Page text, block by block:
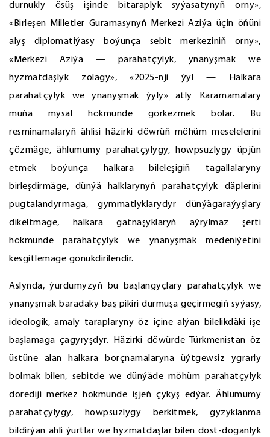
durnukly ösüş işinde bitaraplyk syýasatynyň orny»,
«Birleşen Milletler Guramasynyň Merkezi Aziýa üçin öňüni
alyş diplomatiýasy boýunça sebit merkeziniň orny»,
«Merkezi Aziýa — parahatçylyk, ynanyşmak we
hyzmatdaşlyk zolagy», «2025-nji ýyl — Halkara
parahatçylyk we ynanyşmak ýyly» atly Kararnamalary
muňa mysal hökmünde görkezmek bolar. Bu
resminamalaryň ählisi häzirki döwrüň möhüm meselelerini
çözmäge, ählumumy parahatçylygy, howpsuzlygy üpjün
etmek boýunça halkara bileleşigiň tagallalaryny
birleşdirmäge, dünýä halklarynyň parahatçylyk däplerini
pugtalandyrmaga, gymmatlyklarydyr dünýägaraýyşlary
dikeltmäge, halkara gatnaşyklaryň aýrylmaz şerti
hökmünde parahatçylyk we ynanyşmak medeniýetini
kesgitlemäge gönükdirilendir.
Aslynda, ýurdumyzyň bu başlangyçlary parahatçylyk we
ynanyşmak baradaky baş pikiri durmuşa geçirmegiň syýasy,
ideologik, amaly taraplaryny öz içine alýan bilelikdäki işe
başlamaga çagyryşdyr. Häzirki döwürde Türkmenistan öz
üstüne alan halkara borçnamalaryna üýtgewsiz ygrarly
bolmak bilen, sebitde we dünýäde möhüm parahatçylyk
dörediji merkez hökmünde işjeň çykyş edýär. Ählumumy
parahatçylygy, howpsuzlygy berkitmek, gyzyklanma
bildirýän ähli ýurtlar we hyzmatdaşlar bilen dost-doganlyk